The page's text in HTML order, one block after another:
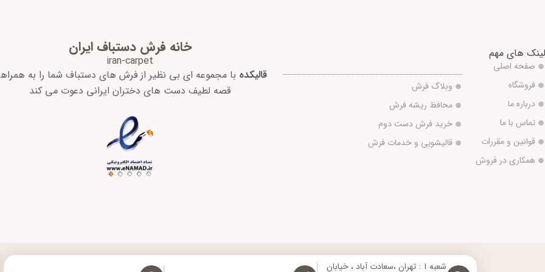
لینک های مهم
صفحه اصلی
فروشگاه
درباره ما
تماس با ما
قوانین و مقررات
همکاری در فروش
وبلاگ فرش
محافظ ریشه فرش
خرید فرش دست دوم
قالیشویی و خدمات فرش
خانه فرش دستباف ایران
iran-carpet
قالیکده با مجموعه ای بی نظیر از فرش های دستباف شما را به
قصه لطیف دست های دختران ایرانی دعوت می کند
شعبه 1 : تهران ،سعادت آباد ، خیابان